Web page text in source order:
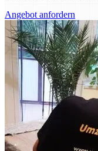
Angebot anfordern